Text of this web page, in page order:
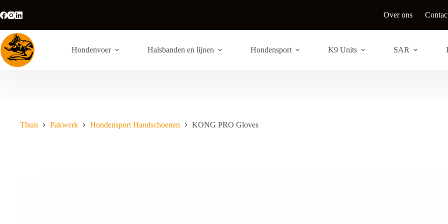
naar
de
inhoud
Over ons
Hondenvoer Halsbanden en lijnen Hondensport K9 Units SAR
Thuis Pakwerk Hondensport Handschoenen KONG PRO Gloves